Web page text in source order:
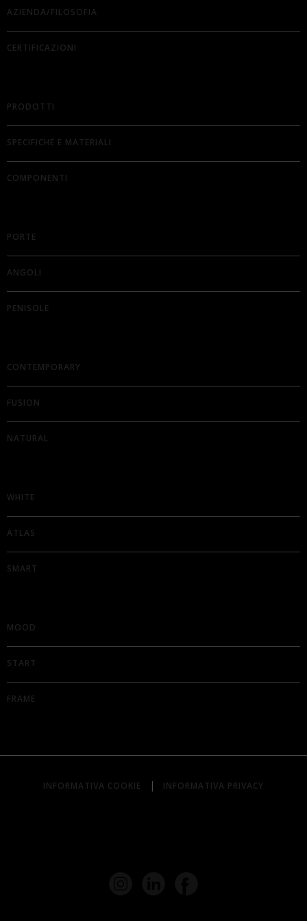
AZIENDA/FILOSOFIA
CERTIFICAZIONI
PRODOTTI
SPECIFICHE E MATERIALI
COMPONENTI
PORTE
ANGOLI
PENISOLE
CONTEMPORARY
FUSION
NATURAL
WHITE
ATLAS
SMART
MOOD
START
FRAME
INFORMATIVA COOKIE | INFORMATIVA PRIVACY